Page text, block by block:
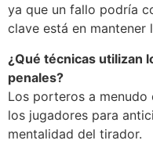
ya que un fallo podría
clave está en mantener
¿Qué técnicas utilizan
penales?
Los porteros a
los jugadores para
mentalidad del tirador.